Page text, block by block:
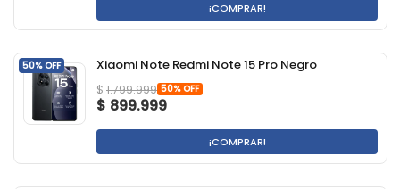
¡COMPRAR!
50% OFF Xiaomi Note Redmi Note 15 Pro Negro
$ 1.799.999 50% OFF
$ 899.999
¡COMPRAR!